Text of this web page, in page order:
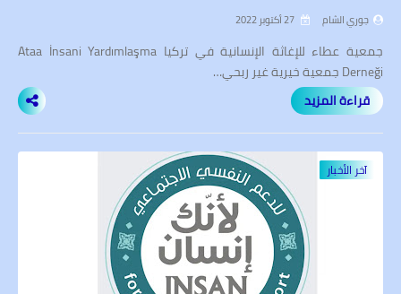
جوري الشام
جمعية عطاء للإغاثة الإنسانية في تركيا Ataa İnsani Yardımlaşma
Derneği جمعية خيرية غير ربحي…
قراءة المزيد
آخر الأخبار